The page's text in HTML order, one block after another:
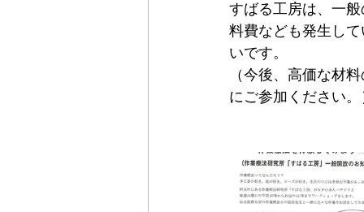
すばる工房は、一
料費なども発生し
いです。
（今後、高価な材
にご参加ください。